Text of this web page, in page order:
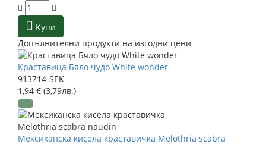
Купи
Допълнителни продукти на изгодни цени
Краставица Бяло чудо White wonder
913714-SEK
1,94 € (3,79лв.)
Мексиканска кисела краставичка Melothria scabra